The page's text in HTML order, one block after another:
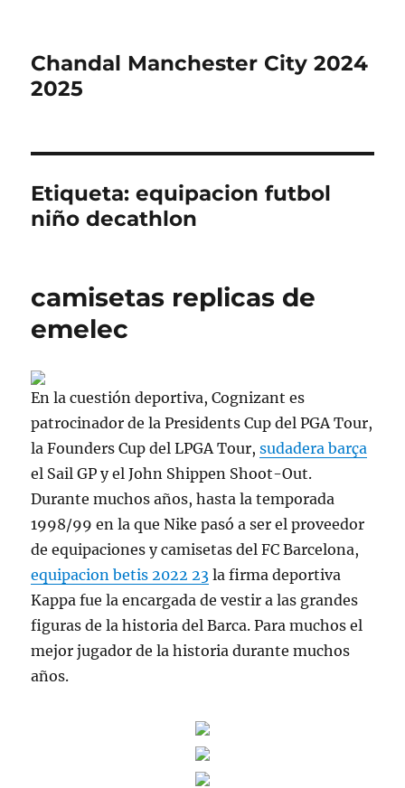
Chandal Manchester City 2024
2025
Etiqueta:equipacion futbol
niño decathlon
camisetas replicas de
emelec
En la cuestión deportiva, Cognizant es
patrocinador de la Presidents Cup del PGA Tour,
la Founders Cup del LPGA Tour,sudadera barça
el Sail GP y el John Shippen Shoot-Out.
Durante muchos años, hasta la temporada
1998/99 en la que Nike pasó a ser el proveedor
de equipaciones y camisetas del FC Barcelona,
equipacion betis 2022 23 la firma deportiva
Kappa fue la encargada de vestir a las grandes
figuras de la historia del Barca. Para muchos el
mejor jugador de la historia durante muchos
años.